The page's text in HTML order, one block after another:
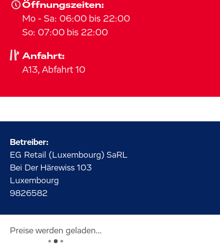
Öffnungszeiten:
Mo - Sa: 06:00 bis 22:00
So: 07:00 bis 22:00
Anfahrt:
A13, Abfahrt 10
Betreiber:
EG Retail (Luxembourg) SaRL
Bei Der Härewiss 103
Luxembourg
9826582
Preise werden geladen...